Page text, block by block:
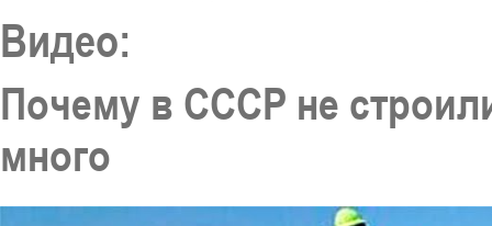
Видео:
Почему в СССР не
много